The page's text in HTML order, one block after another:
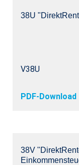
38U
V38U
PDF-Download
38V